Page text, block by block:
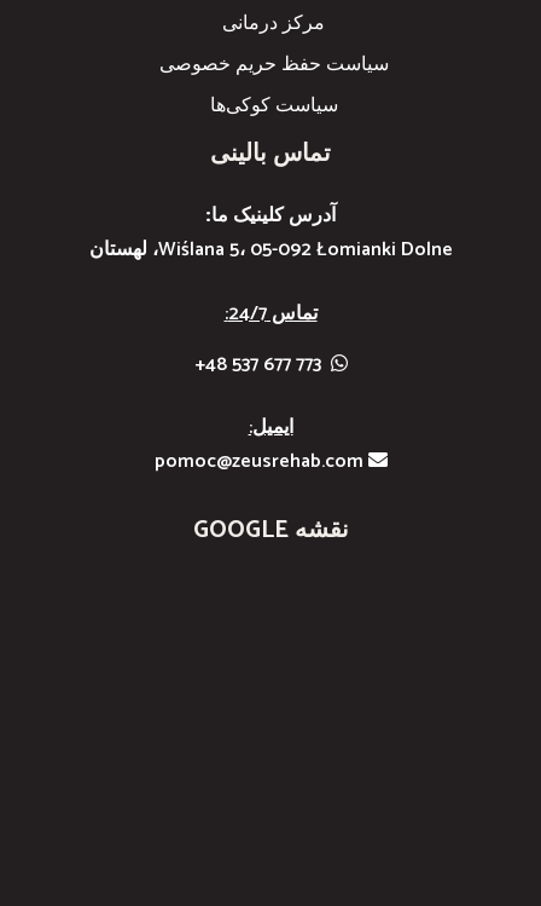
مرکز درمانی
سیاست حفظ حریم خصوصی
سیاست کوکی‌ها
تماس بالینی
آدرس کلینیک ما:
Wiślana 5، 05-092 Łomianki Dolne، لهستان
تماس 24/7:
773 677 537 48+
ایمیل:
نقشه GOOGLE